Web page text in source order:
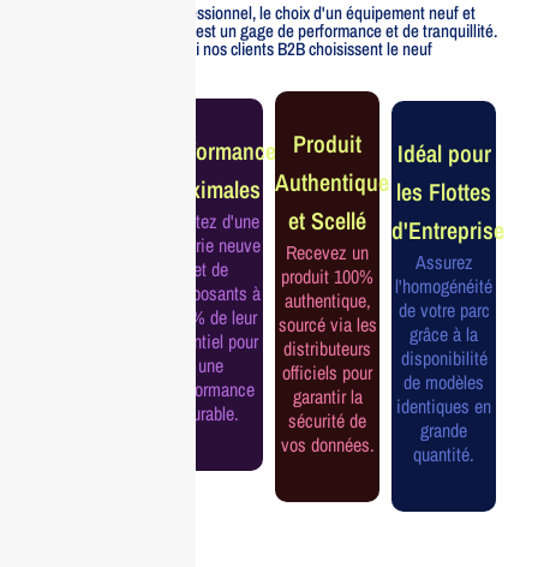
Pour un usage professionnel, le choix d'un équipement neuf et
officiellement distribué est un gage de performance et de tranquillité.
Voici pourquoi nos clients B2B choisissent le neuf
Performance
Maximales
Profitez d'une
batterie neuve
et de
composants à
100% de leur
potentiel pour
une
performance
durable.
Produit
Authentique
et Scellé
Recevez un
produit 100%
authentique,
sourcé via les
distributeurs
officiels pour
garantir la
sécurité de
vos données.
Idéal pour
les Flottes
d'Entreprise
Assurez
l'homogénéité
de votre parc
grâce à la
disponibilité
de modèles
identiques en
grande
quantité.